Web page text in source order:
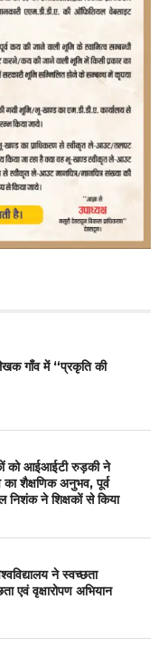
गाँव में “प्रकृति की
को आईआईटी रुड़की ने
शैक्षणिक अनुभव, पूर्व
निशंक ने शिक्षकों से किया
ने स्वच्छता
एवं वृक्षारोपण अभियान